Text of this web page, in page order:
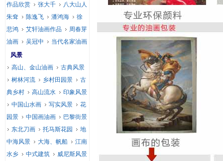
作品欣赏
张大千
八大山人
朱耷
陈逸飞 潘鸿海
徐
悲鸿
艾轩油画作品
周春芽
油画
吴冠中
当代名家油画
风景
高山、金山油画
古典风景
树林河流
乡村田园景
古
典乡村
高山流水
印象风景
中国山水画
写实风景
花
园景
中国画油画
巴黎街景
东北刀画
托马斯花园
地
中海风景
大海、帆船
江南
水乡
中式建筑
威尼斯风景